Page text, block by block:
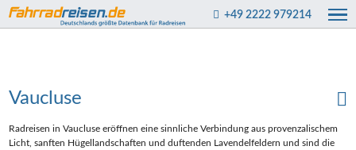
+49 2222 979214
Vaucluse
Radreisen in Vaucluse eröffnen eine sinnliche Verbindung aus provenzalischem
Licht, sanften Hügellandschaften und duftenden Lavendelfeldern und sind die